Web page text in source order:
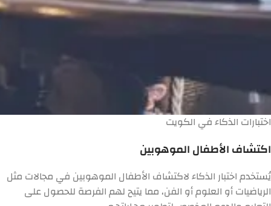
اختبارات الذكاء في الكويت
اكتشاف الأطفال الموهوبين
يُستخدم اختبار الذكاء لاكتشاف الأطفال الموهوبين في مجالات مثل
الرياضيات أو العلوم أو الفن، مما يتيح لهم الفرصة للحصول على